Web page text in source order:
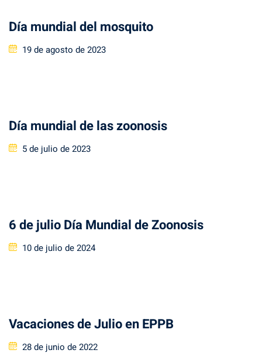
Día mundial del mosquito
Posted
19 de agosto de 2023
Día mundial de las zoonosis
Posted
5 de julio de 2023
6 de julio Día Mundial de Zoonosis
Posted
10 de julio de 2024
Vacaciones de Julio en EPPB
Posted
28 de junio de 2022